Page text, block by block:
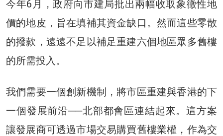
今年6月，政府向市建局批出兩幅收取象徵性地
價的地皮，旨在填補其資金缺口。然而這些零散
的撥款，遠遠不足以補足重建六個地區眾多舊樓
的所需投入。
我們需要一個創新機制，將市區重建與香港的下
一個發展前沿──北部都會區連結起來。這方案
讓發展商可透過市場交易購買舊樓業權，作為交